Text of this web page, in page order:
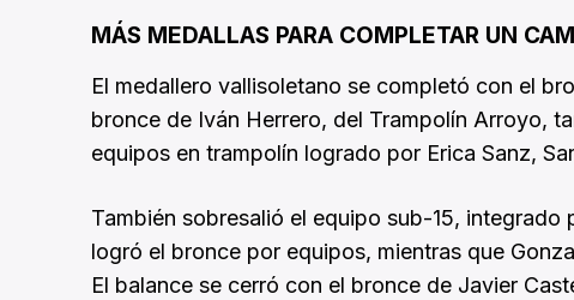
MÁS MEDALLAS PARA COMPLETAR UN
El medallero vallisoletano se completó con el
bronce de Iván Herrero, del Trampolín Arroyo,
equipos en trampolín logrado por Erica Sanz,
También sobresalió el equipo sub-15,
logró el bronce por equipos, mientras que
El balance se cerró con el bronce de Javier